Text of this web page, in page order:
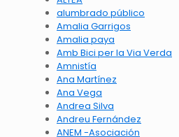
alumbrado público
Amalia Garrigos
Amalia paya
Amb Bici per la Via Verda
Amnistía
Ana Martínez
Ana Vega
Andrea Silva
Andreu Fernández
ANEM -Asociación